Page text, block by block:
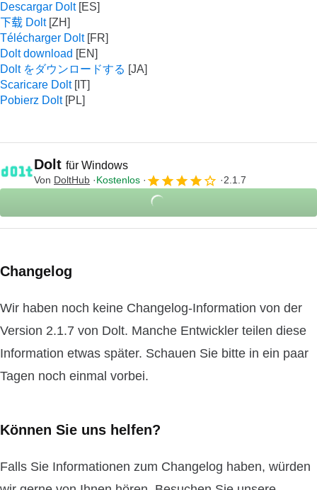
Descargar Dolt
下载 Dolt
Télécharger Dolt
Dolt download
Dolt をダウンロードする
Scaricare Dolt
Pobierz Dolt
Dolt für Windows
Von DoltHub Kostenlos 2.1.7
Changelog
Wir haben noch keine Changelog-Information von der
Version 2.1.7 von Dolt. Manche Entwickler teilen diese
Information etwas später. Schauen Sie bitte in ein paar
Tagen noch einmal vorbei.
Können Sie uns helfen?
Falls Sie Informationen zum Changelog haben, würden